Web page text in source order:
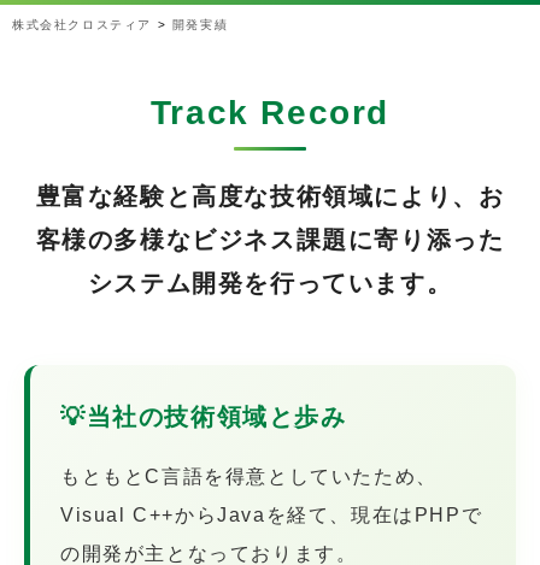
株式会社クロスティア > 開発実績
Track Record
豊富な経験と高度な技術領域により、お
客様の多様なビジネス課題に寄り添った
システム開発を行っています。
💡当社の技術領域と歩み
もともとC言語を得意としていたため、
Visual C++からJavaを経て、現在はPHPで
の開発が主となっております。